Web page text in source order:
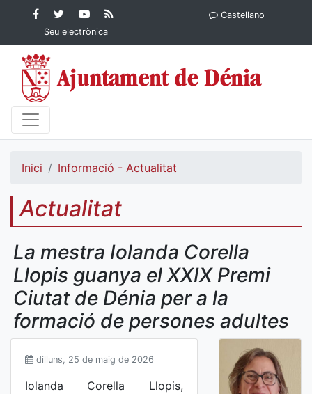
Contingut principalFacebook
Ajuntament de Dénia
Twitter
Ajuntament de
Dénia
YouTube
Ajuntament
de Dénia
Ajuntament
Seu electrònica
Castellano
Inici Informació - Actualitat
Actualitat
La mestra Iolanda Corella
Llopis guanya el XXIX Premi
Ciutat de Dénia per a la
formació de persones adultes
dilluns, 25 de maig de 2026
Iolanda Corella Llopis,